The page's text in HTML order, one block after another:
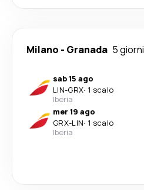
Milano - Granada 5 giorni
sab 15 ago
LIN-GRX· 1 scalo
Iberia
mer 19 ago
GRX-LIN· 1 scalo
Iberia